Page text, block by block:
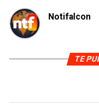
Notifalcon
TE